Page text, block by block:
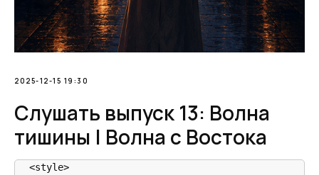
2025-12-15 19:30
Слушать выпуск 13: Волна
тишины | Волна с Востока
<style>